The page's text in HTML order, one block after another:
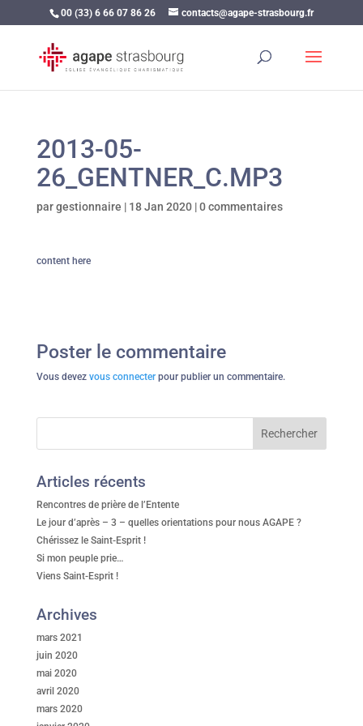
00 (33) 6 66 07 86 26 contacts@agape-strasbourg.fr
2013-05-
26_GENTNER_C.MP3
pargestionnaire | 18 Jan 2020|0 commentaires
content here
Poster le commentaire
Vous devez vous connecterpour publier un commentaire.
Articles récents
Rencontres de prière de l’Entente
Le jour d’après – 3 – quelles orientations pour nous AGAPE ?
Chérissez le Saint-Esprit !
Si mon peuple prie…
Viens Saint-Esprit !
Archives
mars 2021
juin 2020
mai 2020
avril 2020
mars 2020